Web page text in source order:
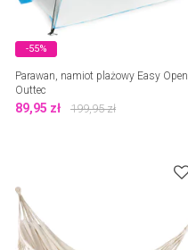
-55%
Parawan, namiot plażowy Easy Open
Outtec
89,95 zł 199,95zł